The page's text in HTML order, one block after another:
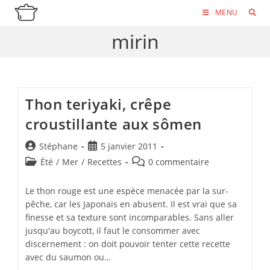
Skip
MENU
mirin
Thon teriyaki, crêpe
croustillante aux sômen
Auteur/autrice
de
Stéphane
Publication
publiée :
5 janvier 2011
PostÉté / Mer / Recettes
Commentaires
la
publication :
0 commentaire
Le thon rouge est une espèce menacée par la sur-
pêche, car les Japonais en abusent. Il est vrai que sa
finesse et sa texture sont incomparables. Sans aller
jusqu'au boycott, il faut le consommer avec
discernement : on doit pouvoir tenter cette recette
avec du saumon ou…